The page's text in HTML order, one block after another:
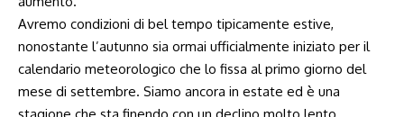
Avremo condizioni di bel tempo tipicamente estive,
nonostante l’autunno sia ormai ufficialmente iniziato per il
calendario meteorologico che lo fissa al primo giorno del
mese di settembre. Siamo ancora in estate ed è una